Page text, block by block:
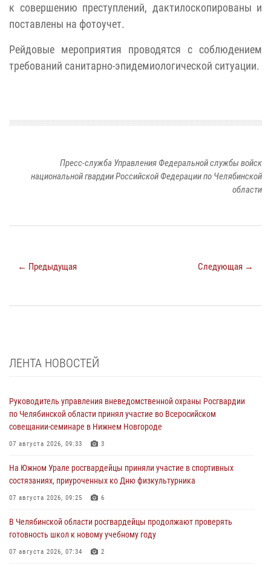
к совершению преступлений, дактилоскопированы и
поставлены на фотоучет.
Рейдовые мероприятия проводятся с соблюдением
требований санитарно-эпидемиологической ситуации.
Пресс-служба Управления Федеральной службы войск
национальной гвардии Российской Федерации по Челябинской
области
← Предыдущая Следующая →
ЛЕНТА НОВОСТЕЙ
Руководитель управления вневедомственной охраны Росгвардии
по Челябинской области принял участие во Всеросийском
совещании-семинаре в Нижнем Новгороде
07 августа 2026, 09:33 3
На Южном Урале росгвардейцы приняли участие в спортивных
состязаниях, приуроченных ко Дню физкультурника
07 августа 2026, 09:25 6
В Челябинской области росгвардейцы продолжают проверять
готовность школ к новому учебному году
07 августа 2026, 07:34 2